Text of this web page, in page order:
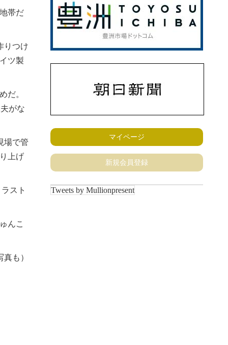
帯だ
りつけ
ツ製
だ。
がな
場で管
上げ
スト
んこ
も）
マイページ
新規会員登録
Tweets by Mullionpresent